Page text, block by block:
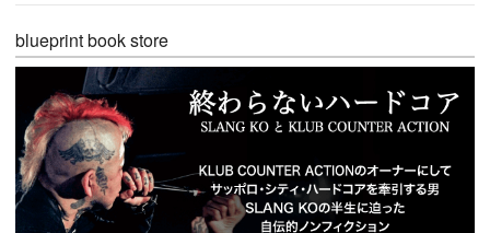
blueprint book store